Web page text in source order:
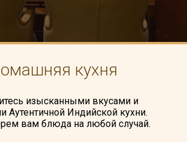
кухня
изысканными вкусами и
Аутентичной Индийской кухни.
вам блюда на любой случай.